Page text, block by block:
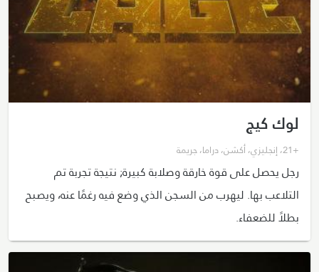
لوك كيج
+21 ،إنجليزي،أكشن،دراما،جريمة
رجل يحصل على قوة خارقة وصلابة كبيرة; نتيجة تجربة تم
التلاعب بها. ليهرب من السجن الذي وضع فيه رغمًا عنه، ويصبح
بطلاً للضعفاء.